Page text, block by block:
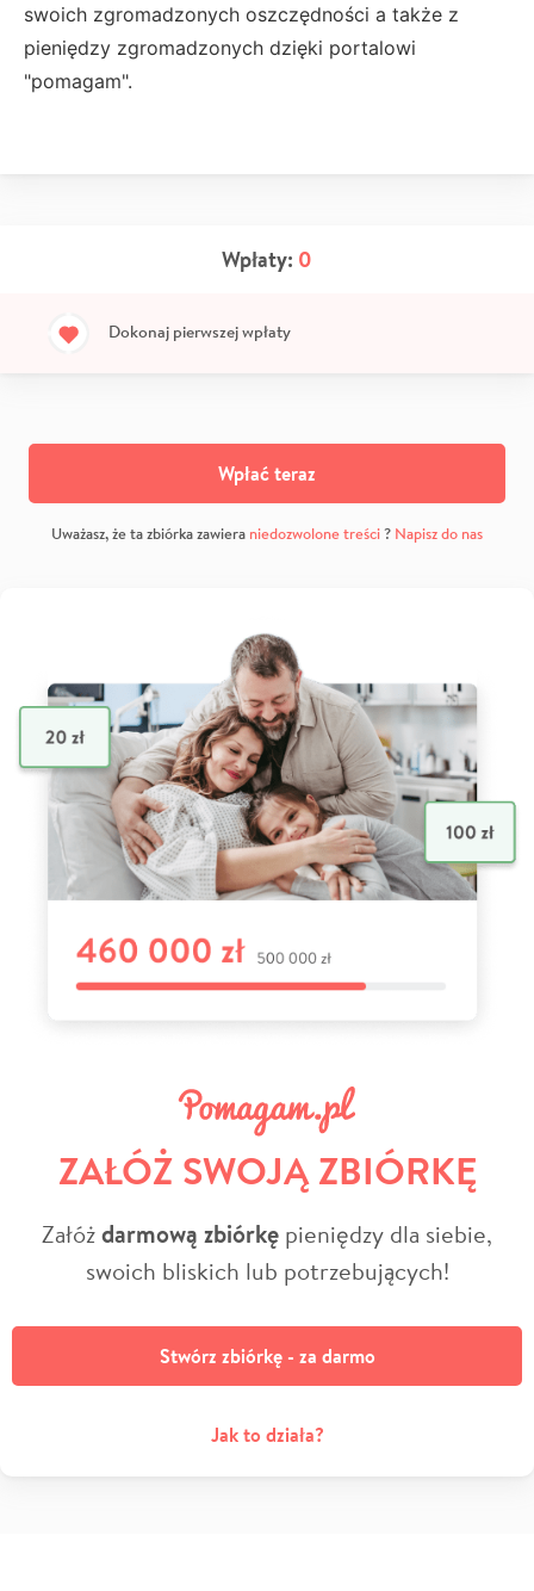
swoich zgromadzonych oszczędności a także z
pieniędzy zgromadzonych dzięki portalowi
"pomagam".
Wpłaty: 0
Dokonaj pierwszej wpłaty
Wpłać teraz
Uważasz, że ta zbiórka zawiera niedozwolone treści? Napisz do nas
ZAŁÓŻ SWOJĄ ZBIÓRKĘ
Załóżdarmową zbiórkę pieniędzy dla siebie,
swoich bliskich lub potrzebujących!
Stwórz zbiórkę - za darmo
Jak to działa?